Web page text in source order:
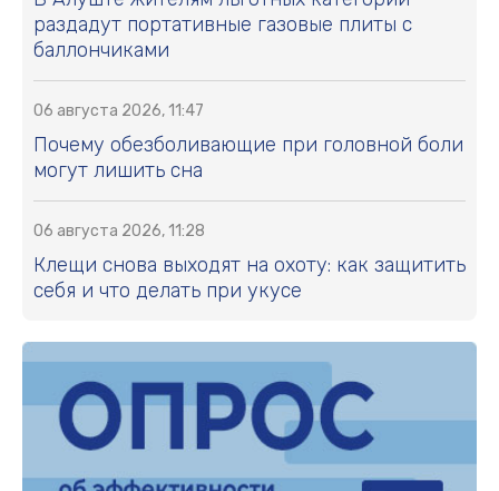
раздадут портативные газовые плиты с
баллончиками
06 августа 2026, 11:47
Почему обезболивающие при головной боли
могут лишить сна
06 августа 2026, 11:28
Клещи снова выходят на охоту: как защитить
себя и что делать при укусе